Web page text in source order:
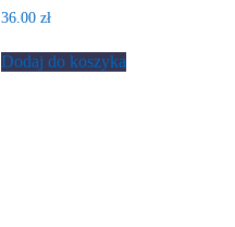
36.00 zł
Dodaj do koszyka